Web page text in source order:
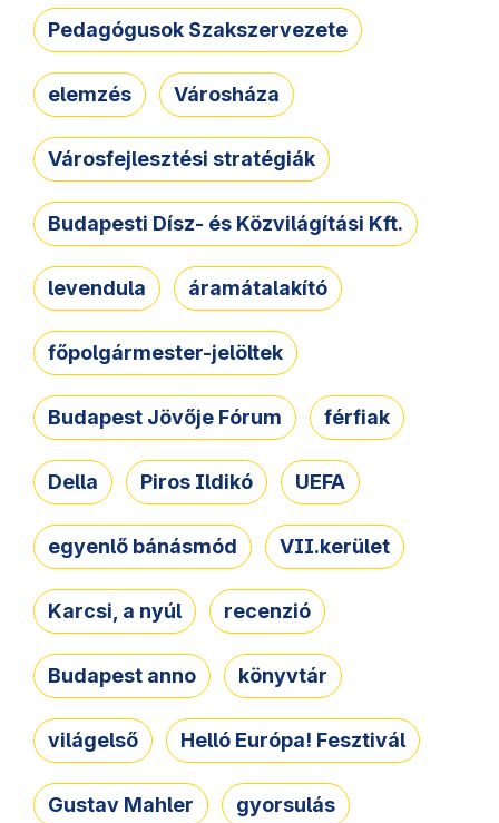
Pedagógusok Szakszervezete
elemzés Városháza
Városfejlesztési stratégiák
Budapesti Dísz- és Közvilágítási Kft.
levendula áramátalakító
főpolgármester-jelöltek
Budapest Jövője Fórum férfiak
Della Piros Ildikó UEFA
egyenlő bánásmód VII.kerület
Karcsi, a nyúl recenzió
Budapest anno könyvtár
világelső Helló Európa! Fesztivál
Gustav Mahler gyorsulás